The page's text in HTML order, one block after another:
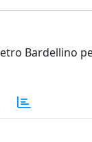
Bardellino